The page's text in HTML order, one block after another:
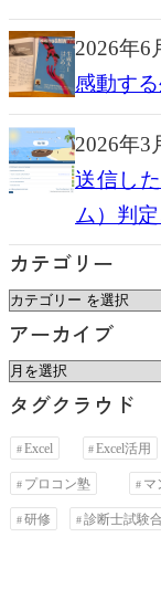
2026年6
感動す
2026年3
送信し
ム）判
カテゴリー
カ
テ
ゴ
リ
ー
アーカイブ
ア
ー
カ
イ
ブ
タグクラウド
Excel Excel活用
プロコン塾 マ
研修 診断士試験